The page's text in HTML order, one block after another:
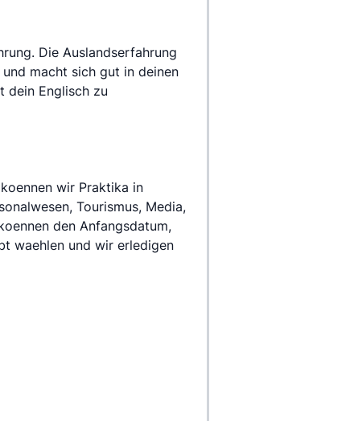
macht sich gut in deinen
dein Englisch zu
Tourismus, Media,
den Anfangsdatum,
waehlen und wir erledigen